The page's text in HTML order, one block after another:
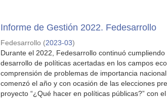
Informe de Gestión 2022. Fedesarrollo
Fedesarrollo (2023-03)
Durante el 2022, Fedesarrollo continuó
desarrollo de políticas acertadas en los campos
comprensión de problemas de importancia
comenzó el año y con ocasión de las elecciones
proyecto “¿Qué hacer en políticas públicas?” con el